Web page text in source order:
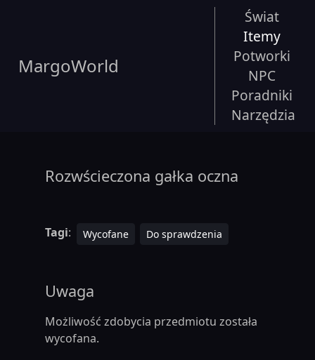
MargoWorld
Świat
Itemy
Potworki
NPC
Poradniki
Narzędzia
Rozwścieczona gałka oczna
Tagi: Wycofane Do sprawdzenia
Uwaga
Możliwość zdobycia przedmiotu została
wycofana.